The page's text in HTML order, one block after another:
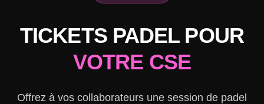
TICKETS PADEL POUR
VOTRE CSE
Offrez à vos collaborateurs une session de padel